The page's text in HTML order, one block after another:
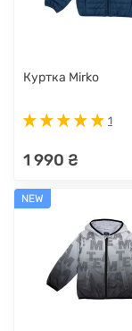
Куртка Mirko
1
1 990 ₴
NEW